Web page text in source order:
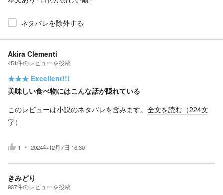
ネタバレを除外する
Akira Clementi
451件のレビューを投稿
★★★ Excellent!!!
美味しい食べ物にはこんな話が隠れている
このレビューは小説のネタバレを含みます。 全文を読む（224文
字）
1 2024年12月7日 16:30
きみどり
937件のレビューを投稿